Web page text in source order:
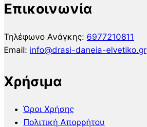
Επικοινωνία
Τηλέφωνο Ανάγκης: 6977210811
Email: info@drasi-daneia-elvetiko.gr
Χρήσιμα
Όροι Χρήσης
Πολιτική Απορρήτου